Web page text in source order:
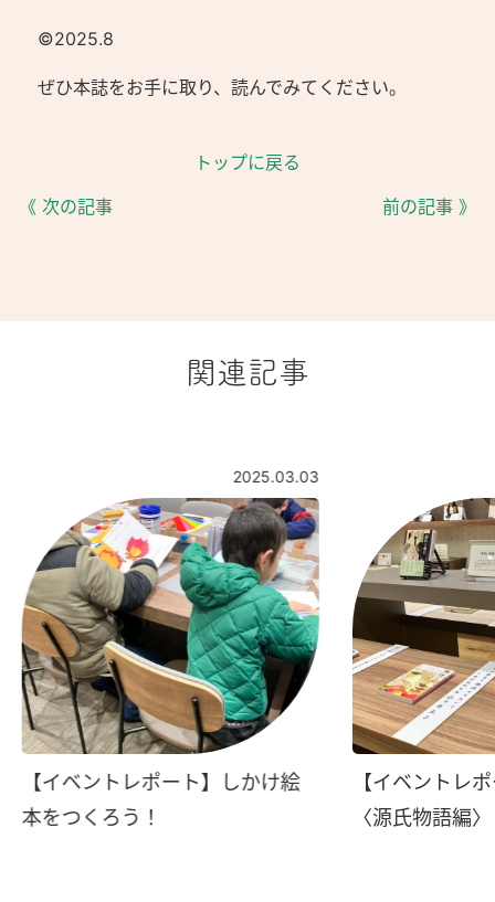
©2025.8
ぜひ本誌をお手に取り、読んでみてください。
《 次の記事
トップに戻る
前の記事 》
関連記事
2025.03.03
【イベントレポート】しかけ絵
本をつくろう！
【イベントレ
〈源氏物語編〉